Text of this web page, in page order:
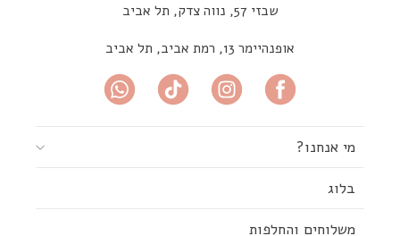
שבזי 57, נווה צדק, תל אביב
אופנהיימר 13, רמת אביב, תל אביב
מי אנחנו?
בלוג
משלוחים והחלפות